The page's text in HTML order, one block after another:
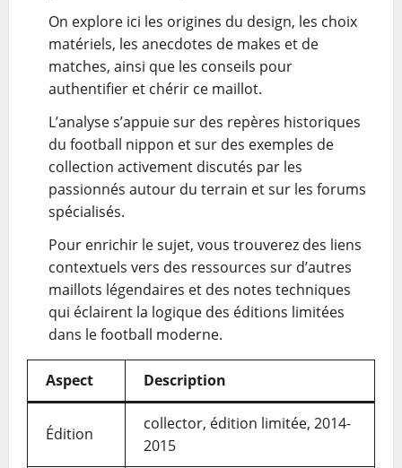
On explore ici les origines du design, les choix
matériels, les anecdotes de makes et de
matches, ainsi que les conseils pour
authentifier et chérir ce maillot.
L’analyse s’appuie sur des repères historiques
du football nippon et sur des exemples de
collection activement discutés par les
passionnés autour du terrain et sur les forums
spécialisés.
Pour enrichir le sujet, vous trouverez des liens
contextuels vers des ressources sur d’autres
maillots légendaires et des notes techniques
qui éclairent la logique des éditions limitées
dans le football moderne.
Aspect Description
Édition
collector, édition limitée, 2014-
2015